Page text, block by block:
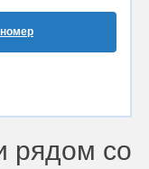
рядом со